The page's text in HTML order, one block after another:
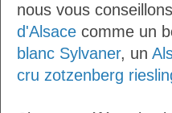
nous vous
d'Alsace comme un
blanc Sylvaner, un
cru zotzenberg